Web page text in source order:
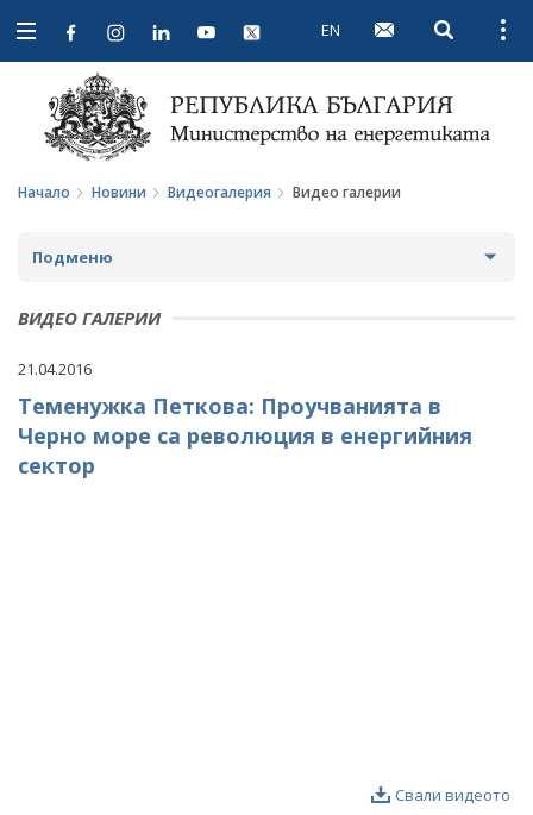
Open
navigation
EN Open
Начало Новини Видеогалерия Видео галерии
Подменю
НОВИНИ
ПРЕДСТОЯЩИ СЪБИТИЯ
ЗА ОБЩЕСТВЕНО ОБСЪЖДАНЕ
ПРОЕКТИ ЗА ОБЩЕСТВЕНО ОБСЪЖДАНЕ
ИНТЕРВЮТА
ВИДЕО ГАЛЕРИИ
21.04.2016
Теменужка Петкова: Проучванията в
Черно море са революция в енергийния
сектор
Свали видеото